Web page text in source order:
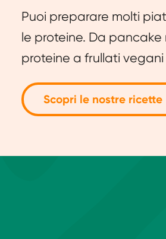
Da 14 a 70+ anni
Puoi preparare molti
le proteine. Da pancake
proteine ​​a frullati
Scopri le nostre ricette